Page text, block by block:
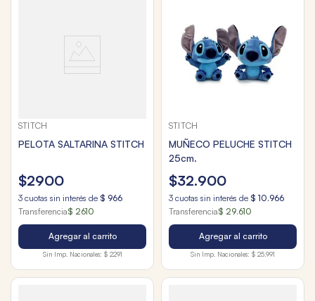
STITCH
PELOTA SALTARINA STITCH
$2900
3 cuotas sin interés de $ 966
Transferencia$ 2610
Agregar al carrito
Sin Imp. Nacionales: $ 2291
STITCH
MUÑECO PELUCHE STITCH
25cm.
$32.900
3 cuotas sin interés de $ 10.966
Transferencia$ 29.610
Agregar al carrito
Sin Imp. Nacionales: $ 25.991